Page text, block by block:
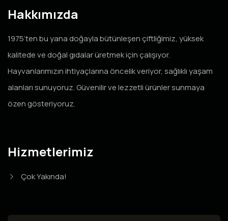
Hakkımızda
1975’ten bu yana doğayla bütünleşen çiftliğimiz, yüksek
kalitede ve doğal gıdalar üretmek için çalışıyor.
Hayvanlarımızın ihtiyaçlarına öncelik veriyor, sağlıklı yaşam
alanları sunuyoruz. Güvenilir ve lezzetli ürünler sunmaya
özen gösteriyoruz.
Hizmetlerimiz
Çok Yakında!